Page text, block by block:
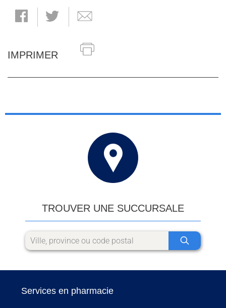
IMPRIMER
TROUVER UNE SUCCURSALE
Services en pharmacie